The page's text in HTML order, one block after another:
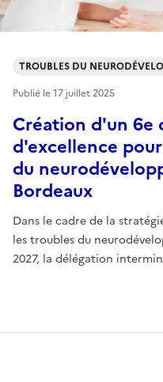
Création d'un 6e
d'excellence
du
Bordeaux
Dans le cadre de la
les troubles du
2027, la délégation
TROUBLES DU
Publié le17 juillet 2025